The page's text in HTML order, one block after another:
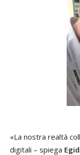
«La nostra realtà
digitali – spiega